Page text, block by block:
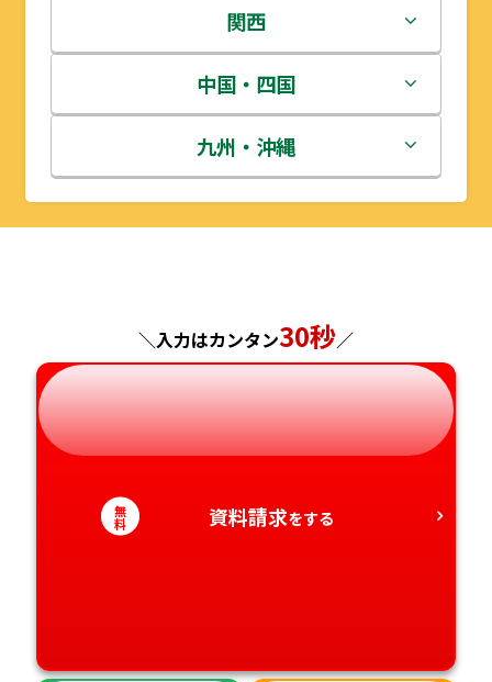
岩手県
宮城県
秋田県
山形県
栃木県
群馬県
埼玉県
千葉県
神奈川県
新潟県
富山県
石川県
福井県
岐阜県
静岡県
愛知県
関西
三重県
滋賀県
京都府
兵庫県
奈良県
和歌山県
中国・四国
鳥取県
島根県
広島県
山口県
徳島県
香川県
九州・沖縄
福岡県
長崎県
熊本県
大分県
宮崎県
＼入力はカンタン30秒／
無
料 資料請求をする